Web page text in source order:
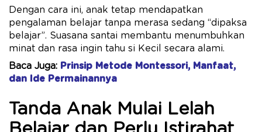
Dengan cara ini, anak tetap mendapatkan
pengalaman belajar tanpa merasa sedang “dipaksa
belajar”. Suasana santai membantu menumbuhkan
minat dan rasa ingin tahu si Kecil secara alami.
Baca Juga: Prinsip Metode Montessori, Manfaat,
dan Ide Permainannya
Tanda Anak Mulai Lelah